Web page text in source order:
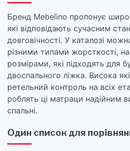
Бренд Mebelino пропонує
які відповідають сучасним
довговічності. У каталозі
різними типами жорсткості,
розмірами, які підходять для
двоспального ліжка. Висока
ретельний контроль на всіх
роблять ці матраци надійним
спальні.
Один список для